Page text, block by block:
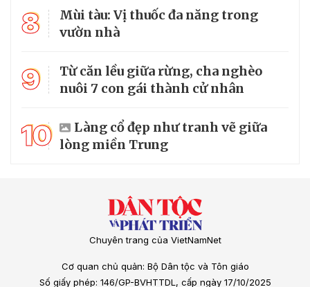
8
Mùi tàu: Vị thuốc đa năng trong
vườn nhà
9
Từ căn lều giữa rừng, cha nghèo
nuôi 7 con gái thành cử nhân
10
Làng cổ đẹp như tranh vẽ giữa
lòng miền Trung
Chuyên trang của VietNamNet
Cơ quan chủ quản: Bộ Dân tộc và Tôn giáo
Số giấy phép: 146/GP-BVHTTDL, cấp ngày 17/10/2025